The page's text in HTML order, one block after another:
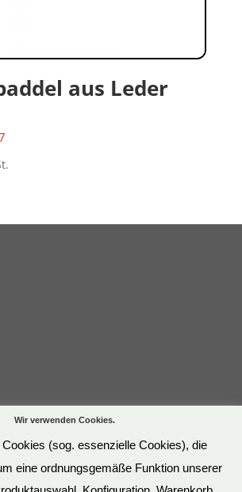
aus Leder
Wir verwenden Cookies.
(sog. essenzielle Cookies), die
eine ordnungsgemäße Funktion unserer